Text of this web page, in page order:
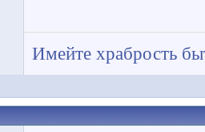
Имейте храбрость